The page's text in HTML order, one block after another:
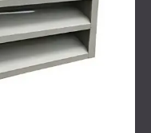
след монтажа,
решение е
съответстващи